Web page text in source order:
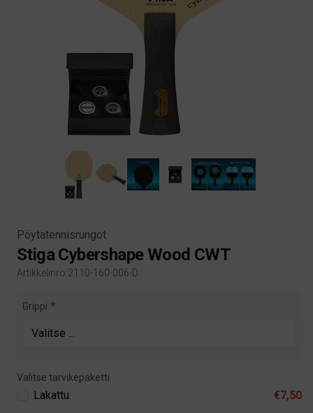
Pöytätennisrungot
Stiga Cybershape Wood CWT
Artikkelinro:2110-160-006-D
Product information
Grippi
Valitse tarvikepaketti
Lakattu €7,50